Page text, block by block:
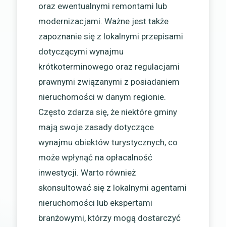
oraz ewentualnymi remontami lub
modernizacjami. Ważne jest także
zapoznanie się z lokalnymi przepisami
dotyczącymi wynajmu
krótkoterminowego oraz regulacjami
prawnymi związanymi z posiadaniem
nieruchomości w danym regionie.
Często zdarza się, że niektóre gminy
mają swoje zasady dotyczące
wynajmu obiektów turystycznych, co
może wpłynąć na opłacalność
inwestycji. Warto również
skonsultować się z lokalnymi agentami
nieruchomości lub ekspertami
branżowymi, którzy mogą dostarczyć